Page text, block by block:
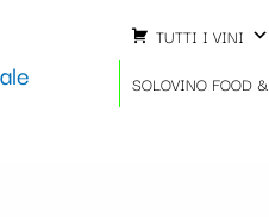
TUTTI I VINI
SOLOVINO FOOD